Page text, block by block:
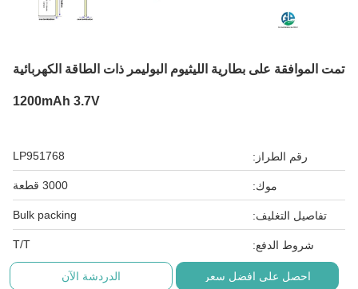
تمت الموافقة على بطارية الليثيوم البوليمر ذات الطاقة الكهربائية
1200mAh 3.7V
رقم الطراز: LP951768
موك: 3000 قطعة
تفاصيل التغليف: Bulk packing
شروط الدفع: T/T
احصل على افضل سعر الدردشة الآن